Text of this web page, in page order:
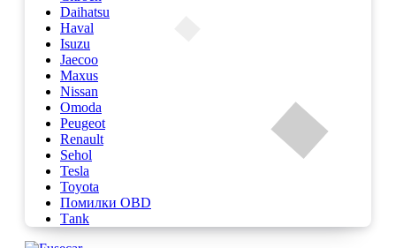
Daihatsu
Haval
Isuzu
Jaecoo
Maxus
Nissan
Omoda
Peugeot
Renault
Sehol
Tesla
Toyota
Помилки OBD
Таnk